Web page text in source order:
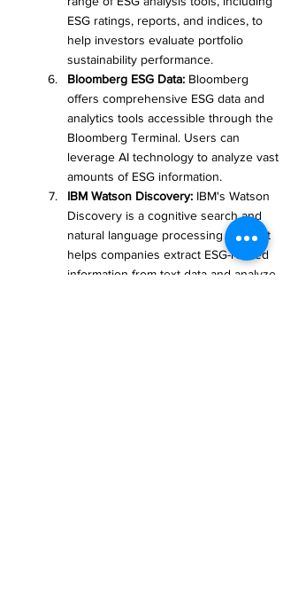
ESG ratings, reports, and indices, to
help investors evaluate portfolio
sustainability performance.
Bloomberg ESG Data: Bloomberg
offers comprehensive ESG data and
analytics tools accessible through the
Bloomberg Terminal. Users can
leverage AI technology to analyze vast
amounts of ESG information.
IBM Watson Discovery: IBM's Watson
Discovery is a cognitive search and
natural language processing tool that
helps companies extract ESG-related
information from text data and analyze